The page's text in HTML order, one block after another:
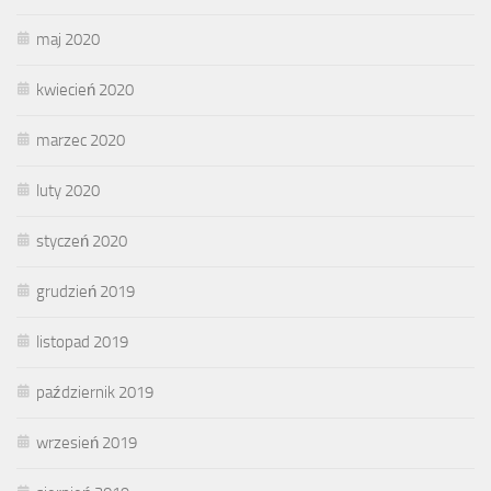
maj 2020
kwiecień 2020
marzec 2020
luty 2020
styczeń 2020
grudzień 2019
listopad 2019
październik 2019
wrzesień 2019